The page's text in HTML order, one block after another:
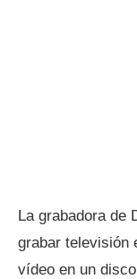
La grabadora de
grabar televisión
vídeo en un